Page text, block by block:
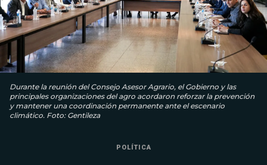
Durante la reunión del Consejo Asesor Agrario, el Gobierno y las
principales organizaciones del agro acordaron reforzar la prevención
y mantener una coordinación permanente ante el escenario
climático. Foto: Gentileza
POLÍTICA